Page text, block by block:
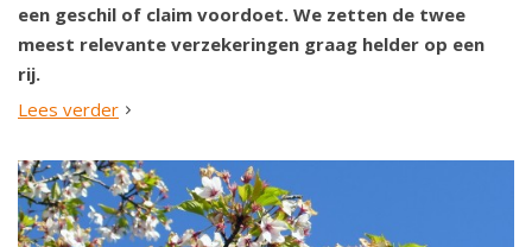
een geschil of claim voordoet. We zetten de twee
meest relevante verzekeringen graag helder op een
rij.
Lees verder